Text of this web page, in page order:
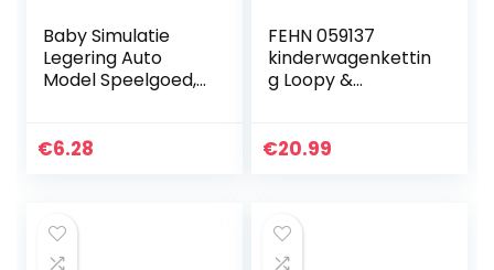
Baby Simulatie
Legering Auto
Model Speelgoed,
Vrachtwagen
€6.28
FEHN 059137
kinderwagenkettin
g Loopy &
schattige figuren
€20.99